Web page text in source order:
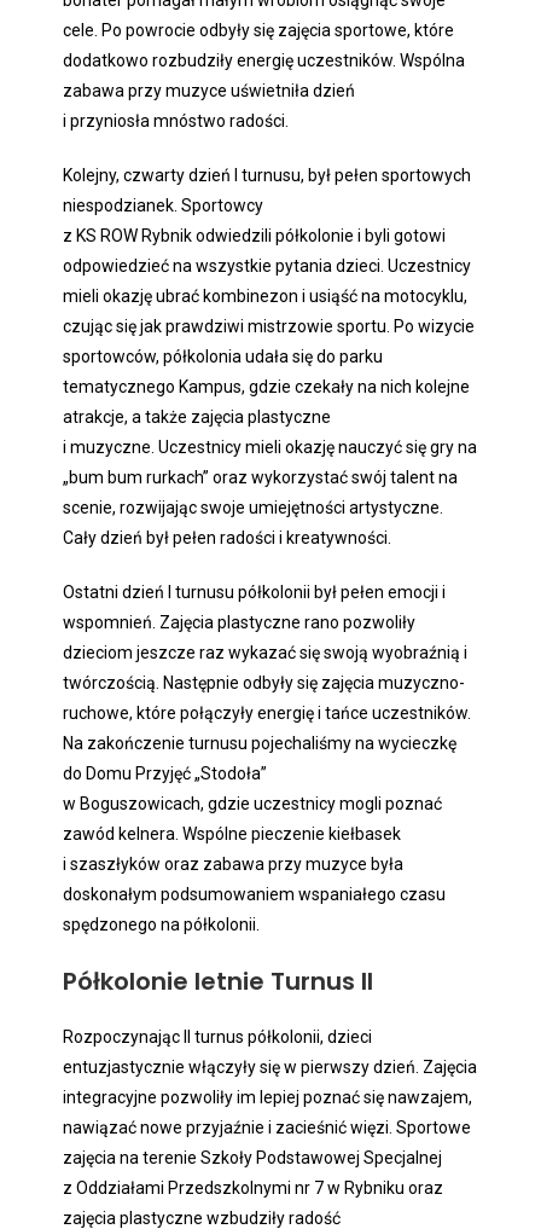
cele. Po powrocie odbyły się zajęcia sportowe, które
dodatkowo rozbudziły energię uczestników. Wspólna
zabawa przy muzyce uświetniła dzień
i przyniosła mnóstwo radości.
Kolejny, czwarty dzień I turnusu, był pełen sportowych
niespodzianek. Sportowcy
z KS ROW Rybnik odwiedzili półkolonie i byli gotowi
odpowiedzieć na wszystkie pytania dzieci. Uczestnicy
mieli okazję ubrać kombinezon i usiąść na motocyklu,
czując się jak prawdziwi mistrzowie sportu. Po wizycie
sportowców, półkolonia udała się do parku
tematycznego Kampus, gdzie czekały na nich kolejne
atrakcje, a także zajęcia plastyczne
i muzyczne. Uczestnicy mieli okazję nauczyć się gry na
„bum bum rurkach” oraz wykorzystać swój talent na
scenie, rozwijając swoje umiejętności artystyczne.
Cały dzień był pełen radości i kreatywności.
Ostatni dzień I turnusu półkolonii był pełen emocji i
wspomnień. Zajęcia plastyczne rano pozwoliły
dzieciom jeszcze raz wykazać się swoją wyobraźnią i
twórczością. Następnie odbyły się zajęcia muzyczno-
ruchowe, które połączyły energię i tańce uczestników.
Na zakończenie turnusu pojechaliśmy na wycieczkę
do Domu Przyjęć „Stodoła”
w Boguszowicach, gdzie uczestnicy mogli poznać
zawód kelnera. Wspólne pieczenie kiełbasek
i szaszłyków oraz zabawa przy muzyce była
doskonałym podsumowaniem wspaniałego czasu
spędzonego na półkolonii.
Półkolonie letnie Turnus II
Rozpoczynając II turnus półkolonii, dzieci
entuzjastycznie włączyły się w pierwszy dzień. Zajęcia
integracyjne pozwoliły im lepiej poznać się nawzajem,
nawiązać nowe przyjaźnie i zacieśnić więzi. Sportowe
zajęcia na terenie Szkoły Podstawowej Specjalnej
z Oddziałami Przedszkolnymi nr 7 w Rybniku oraz
zajęcia plastyczne wzbudziły radość